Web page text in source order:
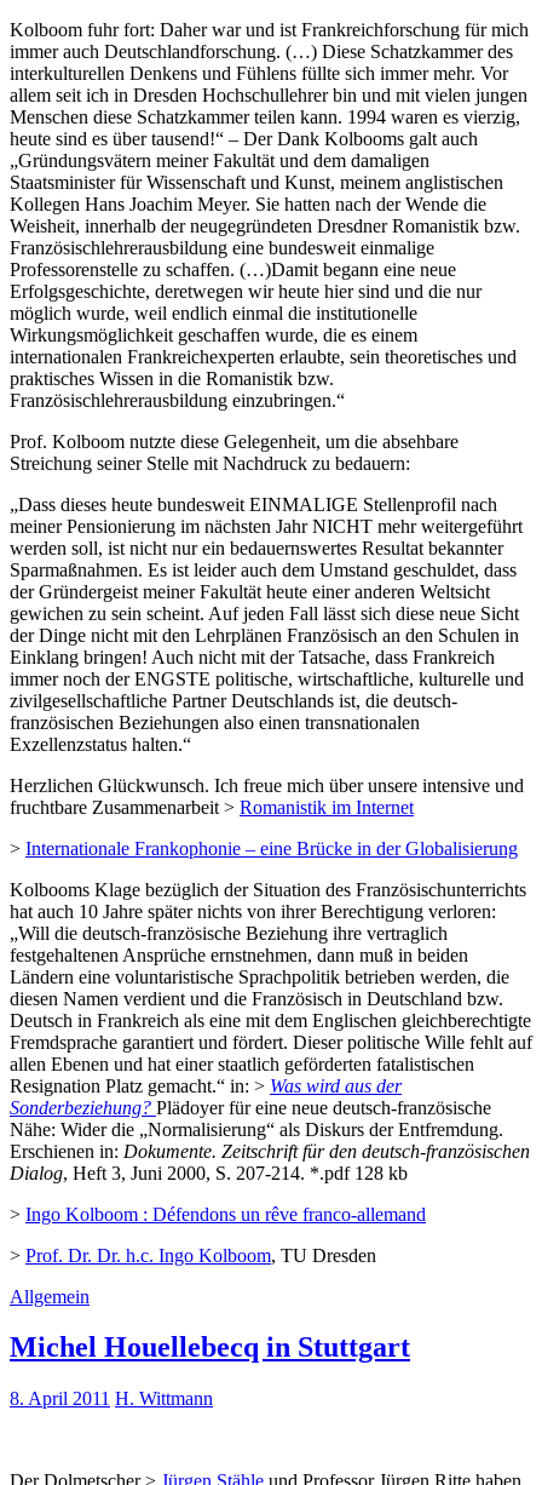
Kolboom fuhr fort: Daher war und ist Frankreichforschung für mich
immer auch Deutschlandforschung. (…) Diese Schatzkammer des
interkulturellen Denkens und Fühlens füllte sich immer mehr. Vor
allem seit ich in Dresden Hochschullehrer bin und mit vielen jungen
Menschen diese Schatzkammer teilen kann. 1994 waren es vierzig,
heute sind es über tausend!“ – Der Dank Kolbooms galt auch
„Gründungsvätern meiner Fakultät und dem damaligen
Staatsminister für Wissenschaft und Kunst, meinem anglistischen
Kollegen Hans Joachim Meyer. Sie hatten nach der Wende die
Weisheit, innerhalb der neugegründeten Dresdner Romanistik bzw.
Französischlehrerausbildung eine bundesweit einmalige
Professorenstelle zu schaffen. (…)Damit begann eine neue
Erfolgsgeschichte, deretwegen wir heute hier sind und die nur
möglich wurde, weil endlich einmal die institutionelle
Wirkungsmöglichkeit geschaffen wurde, die es einem
internationalen Frankreichexperten erlaubte, sein theoretisches und
praktisches Wissen in die Romanistik bzw.
Französischlehrerausbildung einzubringen.“
Prof. Kolboom nutzte diese Gelegenheit, um die absehbare
Streichung seiner Stelle mit Nachdruck zu bedauern:
„Dass dieses heute bundesweit EINMALIGE Stellenprofil nach
meiner Pensionierung im nächsten Jahr NICHT mehr weitergeführt
werden soll, ist nicht nur ein bedauernswertes Resultat bekannter
Sparmaßnahmen. Es ist leider auch dem Umstand geschuldet, dass
der Gründergeist meiner Fakultät heute einer anderen Weltsicht
gewichen zu sein scheint. Auf jeden Fall lässt sich diese neue Sicht
der Dinge nicht mit den Lehrplänen Französisch an den Schulen in
Einklang bringen! Auch nicht mit der Tatsache, dass Frankreich
immer noch der ENGSTE politische, wirtschaftliche, kulturelle und
zivilgesellschaftliche Partner Deutschlands ist, die deutsch-
französischen Beziehungen also einen transnationalen
Exzellenzstatus halten.“
Herzlichen Glückwunsch. Ich freue mich über unsere intensive und
fruchtbare Zusammenarbeit > Romanistik im Internet
> Internationale Frankophonie – eine Brücke in der Globalisierung
Kolbooms Klage bezüglich der Situation des Französischunterrichts
hat auch 10 Jahre später nichts von ihrer Berechtigung verloren:
„Will die deutsch-französische Beziehung ihre vertraglich
festgehaltenen Ansprüche ernstnehmen, dann muß in beiden
Ländern eine voluntaristische Sprachpolitik betrieben werden, die
diesen Namen verdient und die Französisch in Deutschland bzw.
Deutsch in Frankreich als eine mit dem Englischen gleichberechtigte
Fremdsprache garantiert und fördert. Dieser politische Wille fehlt auf
allen Ebenen und hat einer staatlich geförderten fatalistischen
Resignation Platz gemacht.“ in: > Was wird aus der
Sonderbeziehung? Plädoyer für eine neue deutsch-französische
Nähe: Wider die „Normalisierung“ als Diskurs der Entfremdung.
Erschienen in: Dokumente. Zeitschrift für den deutsch-französischen
Dialog, Heft 3, Juni 2000, S. 207-214. *.pdf 128 kb
> Ingo Kolboom : Défendons un rêve franco-allemand
> Prof. Dr. Dr. h.c. Ingo Kolboom, TU Dresden
Allgemein
Michel Houellebecq in Stuttgart
8. April 2011 H. Wittmann